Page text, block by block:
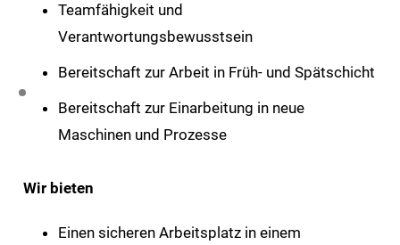
Teamfähigkeit und
Verantwortungsbewusstsein
Bereitschaft zur Arbeit in Früh- und Spätschicht
Bereitschaft zur Einarbeitung in neue
Maschinen und Prozesse
Wir bieten
Einen sicheren Arbeitsplatz in einem